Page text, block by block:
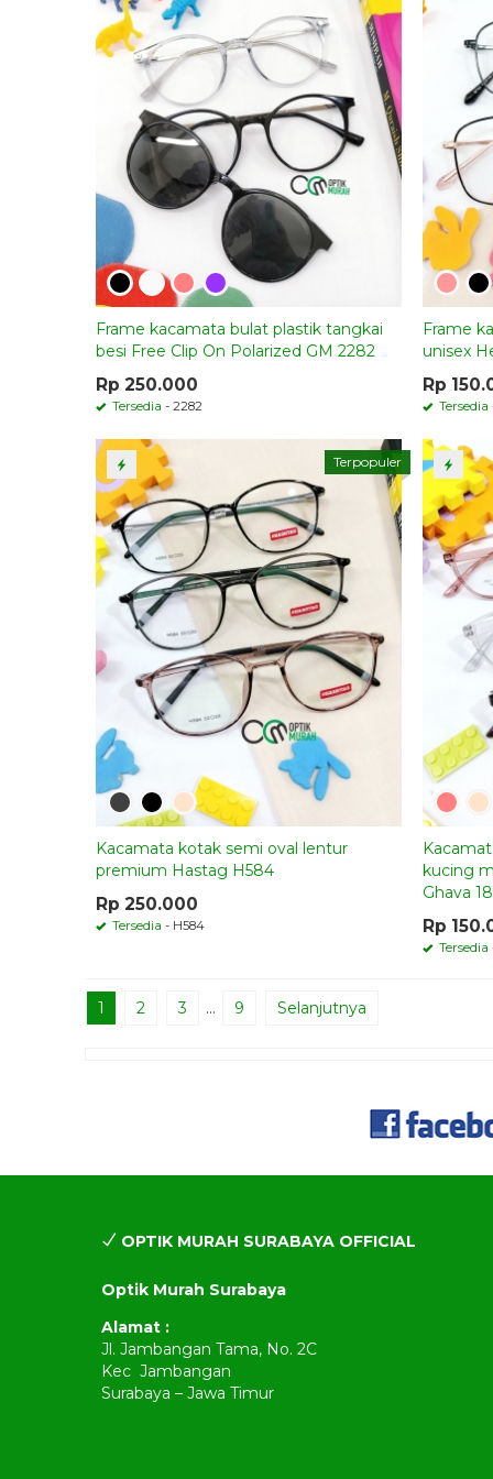
Frame kacamata bulat plastik tangkai
besi Free Clip On Polarized GM 2282
Rp 250.000
Tersedia - 2282
Frame
unisex
Rp
Tersedia
Terpopuler
Kacamata kotak semi oval lentur
premium Hastag H584
Rp 250.000
Tersedia - H584
kucing
Ghava
Rp
Tersedia
1 2 3 … 9 Selanjutnya
OPTIK MURAH SURABAYA OFFICIAL
Optik Murah Surabaya
Alamat :
Jl. Jambangan Tama, No. 2C
Kec Jambangan
Surabaya – Jawa Timur